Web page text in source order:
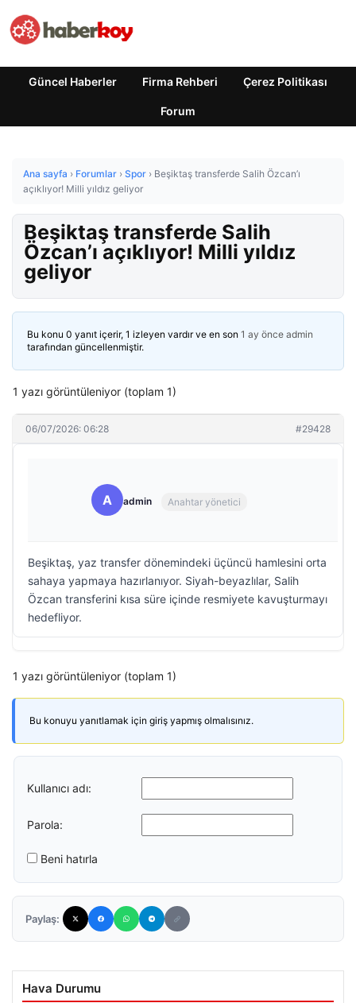
Güncel Haberler Firma Rehberi Çerez Politikası
Forum
Ana sayfa › Forumlar › Spor › Beşiktaş transferde Salih Özcan’ı
açıklıyor! Milli yıldız geliyor
Beşiktaş transferde Salih
Özcan’ı açıklıyor! Milli yıldız
geliyor
Bu konu 0 yanıt içerir, 1 izleyen vardır ve en son 1 ay önce admin
tarafından güncellenmiştir.
1 yazı görüntüleniyor (toplam 1)
06/07/2026: 06:28 #29428
A admin Anahtar yönetici
Beşiktaş, yaz transfer dönemindeki üçüncü hamlesini orta
sahaya yapmaya hazırlanıyor. Siyah-beyazlılar, Salih
Özcan transferini kısa süre içinde resmiyete kavuşturmayı
hedefliyor.
1 yazı görüntüleniyor (toplam 1)
Bu konuyu yanıtlamak için giriş yapmış olmalısınız.
Kullanıcı adı:
Parola:
Beni hatırla
Paylaş:
Hava Durumu